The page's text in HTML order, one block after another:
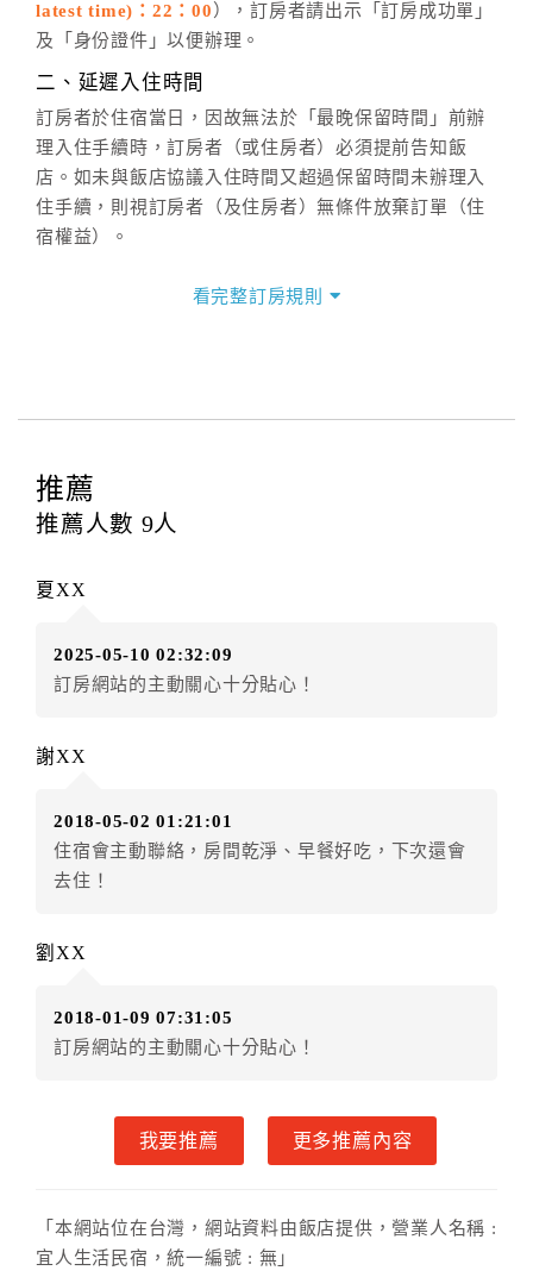
六、聯絡方式
(07)9682715 。
latest time)：22：00 ），訂房者請出示「訂房成功單」
及「身份證件」以便辦理。
二、延遲入住時間
訂房者於住宿當日，因故無法於「最晚保留時間」前辦
理入住手續時，訂房者（或住房者）必須提前告知飯
店。如未與飯店協議入住時間又超過保留時間未辦理入
住手續，則視訂房者（及住房者）無條件放棄訂單（住
宿權益）。
四、訂單異動
未提出申辦不得異動訂單。
每筆訂單異動限定
辦理取消退款。
房者應補足差額。（限原訂飯店）
房者不得要求退其差額。（限原訂飯店）
額3個月
．訂房者使用「保留住宿金額」時，請注意！為避免飯
店客滿，敬請及早計畫，如逾時未提出申辦，視同無條
件放棄訂單（住宿權益）。 （限原訂飯店使用）
得辦理取消退款。
．訂單異動後，訂單費用總計小於原訂單費用總計時，
訂房者因故取消訂單辦理退款，依下列標準申辦：
◎住房日14天前辦理者，訂單費用扣除總計0%為手續費
◎住房日1天前辦理者，訂單費用扣除總計60%為手續費
◎住房日當日辦理者，訂單費用扣除總計100%為手續費
看完整訂房規則
推薦
推薦人數 9人
夏XX
2025-05-10 02:32:09
訂房網站的主動關心十分貼心！
謝XX
2018-05-02 01:21:01
住宿會主動聯絡，房間乾淨、早餐好吃，下次還會
去住！
劉XX
2018-01-09 07:31:05
訂房網站的主動關心十分貼心！
我要推薦 更多推薦內容
「本網站位在台灣，網站資料由飯店提供，營業人名稱 :
宜人生活民宿，統一編號 : 無」